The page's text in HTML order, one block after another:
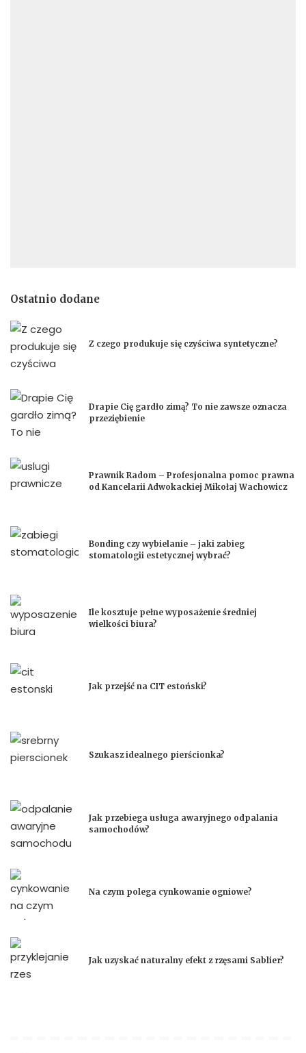
Ostatnio dodane
Z czego produkuje się czyściwa syntetyczne?
Drapie Cię gardło zimą? To nie zawsze oznacza
przeziębienie
Prawnik Radom – Profesjonalna pomoc prawna
od Kancelarii Adwokackiej Mikołaj Wachowicz
Bonding czy wybielanie – jaki zabieg
stomatologii estetycznej wybrać?
Ile kosztuje pełne wyposażenie średniej
wielkości biura?
Jak przejść na CIT estoński?
Szukasz idealnego pierścionka?
Jak przebiega usługa awaryjnego odpalania
samochodów?
Na czym polega cynkowanie ogniowe?
Jak uzyskać naturalny efekt z rzęsami Sablier?